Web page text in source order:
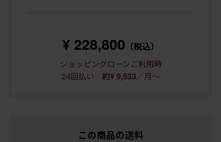
¥ 228,800 （税込）
ショッピングローンご利用時
24回払い 約¥ 9,533／月～
この商品の送料